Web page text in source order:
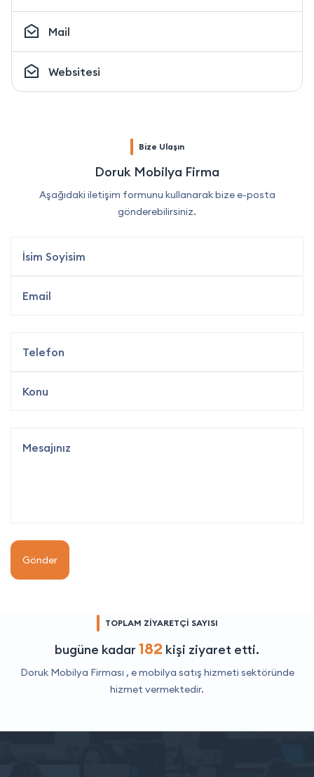
Mail
Websitesi
Bize Ulaşın
Doruk Mobilya Firma
Aşağıdaki iletişim formunu kullanarak bize e-posta
gönderebilirsiniz.
Gönder
TOPLAM ZİYARETÇİ SAYISI
bugüne kadar 182 kişi ziyaret etti.
Doruk Mobilya Firması , e mobilya satış hizmeti sektöründe
hizmet vermektedir.